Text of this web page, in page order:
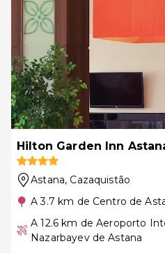
Hilton Garden Inn
Astana, Cazaquistão
A 3.7 km de Centro de
A 12.6 km de Aeroporto
Nazarbayev de Astana